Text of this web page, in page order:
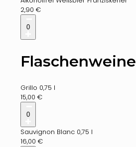
2,90 €
0
Flaschenweine
Grillo 0,75 l
15,00 €
0
Sauvignon Blanc 0,75 l
16,00 €